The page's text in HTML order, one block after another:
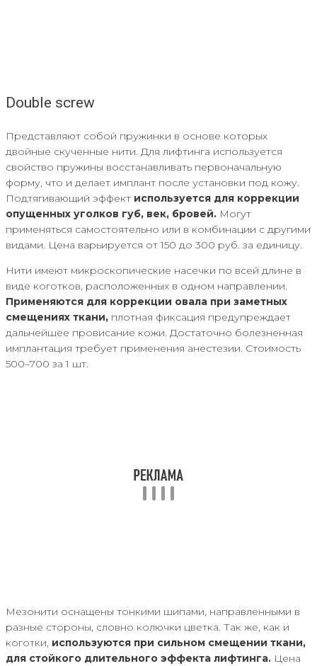
Double screw
Представляют собой пружинки в основе которых
двойные скученные нити. Для лифтинга используется
свойство пружины восстанавливать первоначальную
форму, что и делает имплант после установки под кожу.
Подтягивающий эффект используется для коррекции
опущенных уголков губ, век, бровей. Могут
применяться самостоятельно или в комбинации с другими
видами. Цена варьируется от 150 до 300 руб. за единицу.
Нити имеют микроскопические насечки по всей длине в
виде коготков, расположенных в одном направлении.
Применяются для коррекции овала при заметных
смещениях ткани, плотная фиксация предупреждает
дальнейшее провисание кожи. Достаточно болезненная
имплантация требует применения анестезии. Стоимость
500–700 за 1 шт.
Мезонити оснащены тонкими шипами, направленными в
разные стороны, словно колючки цветка. Так же, как и
коготки, используются при сильном смещении ткани,
для стойкого длительного эффекта лифтинга. Цена